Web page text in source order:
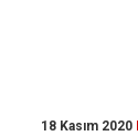
18 Kasım 2020